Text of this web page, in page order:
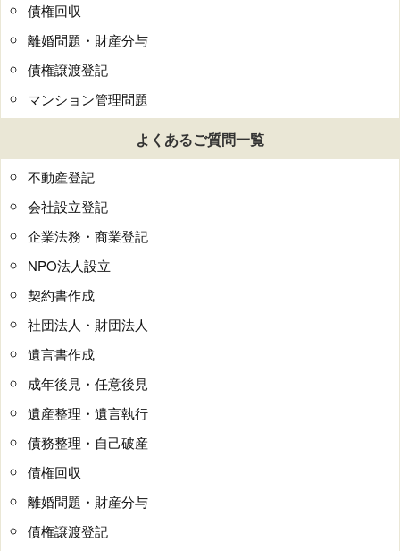
債権回収
離婚問題・財産分与
債権譲渡登記
マンション管理問題
よくあるご質問一覧
不動産登記
会社設立登記
企業法務・商業登記
NPO法人設立
契約書作成
社団法人・財団法人
遺言書作成
成年後見・任意後見
遺産整理・遺言執行
債務整理・自己破産
債権回収
離婚問題・財産分与
債権譲渡登記